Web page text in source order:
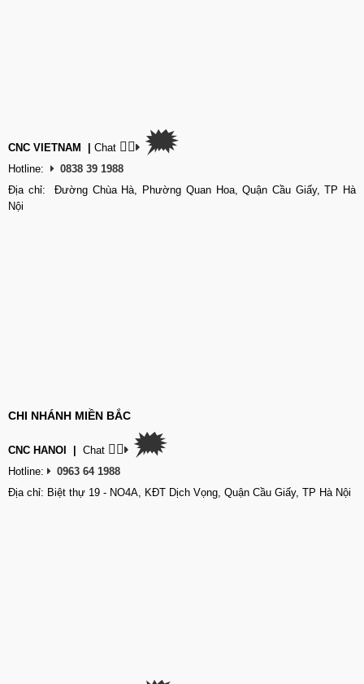
CNC VIETNAM Chat 👉🏽 🗯
Hotline:
0838 39 1988
Địa chỉ: Đường Chùa Hà, Phường Quan Hoa, Quận Cầu Giấy, TP Hà
Nội
CHI NHÁNH MIỀN BẮC
CNC HANOI Chat 👉🏽 🗯
Hotline:
0963 64 1988
Địa chỉ: Biệt thự 19 - NO4A, KĐT Dịch Vọng, Quận Cầu Giấy, TP Hà Nội